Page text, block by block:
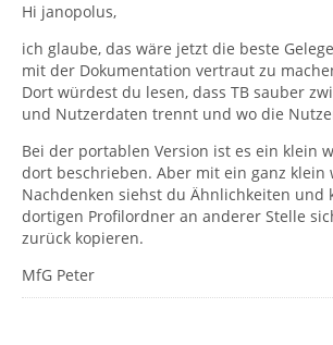
Hi janopolus,
ich glaube, das wäre jetzt die beste
mit der Dokumentation vertraut zu
Dort würdest du lesen, dass TB sauber
und Nutzerdaten trennt und wo die
Bei der portablen Version ist es ein klein
dort beschrieben. Aber mit ein ganz klein
Nachdenken siehst du Ähnlichkeiten und
dortigen Profilordner an anderer Stelle
zurück kopieren.
MfG Peter